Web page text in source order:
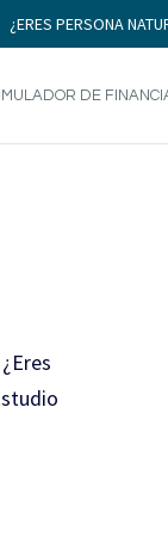
¿ERES PERSONA
DE